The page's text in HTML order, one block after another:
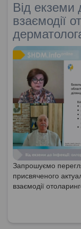
Від екземи
взаємодії
Запрошуємо
присвяченого
взаємодії